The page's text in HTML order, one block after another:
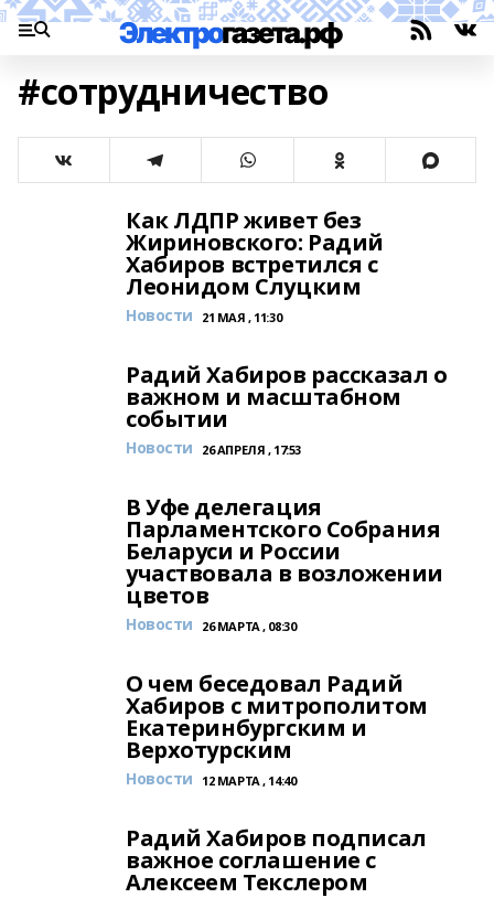
#сотрудничество
Как ЛДПР живет без
Жириновского: Радий
Хабиров встретился с
Леонидом Слуцким
Новости 21 МАЯ , 11:30
Радий Хабиров рассказал о
важном и масштабном
событии
Новости 26 АПРЕЛЯ , 17:53
В Уфе делегация
Парламентского Собрания
Беларуси и России
участвовала в возложении
цветов
Новости 26 МАРТА , 08:30
О чем беседовал Радий
Хабиров с митрополитом
Екатеринбургским и
Верхотурским
Новости 12 МАРТА , 14:40
Радий Хабиров подписал
важное соглашение с
Алексеем Текслером